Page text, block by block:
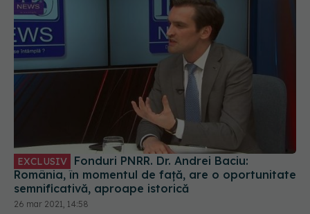
EXCLUSIV
România, în momentul de față, are o oportunitate
semnificativă, aproape istorică
26 mar 2021, 14:58